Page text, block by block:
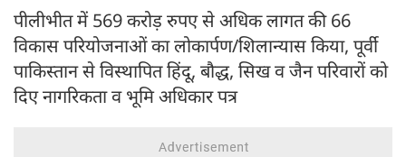
पीलीभीत में 569 करोड़ रुपए से अधिक लागत की 66
विकास परियोजनाओं का लोकार्पण/शिलान्यास किया, पूर्वी
पाकिस्तान से विस्थापित हिंदू, बौद्ध, सिख व जैन परिवारों को
दिए नागरिकता व भूमि अधिकार पत्र